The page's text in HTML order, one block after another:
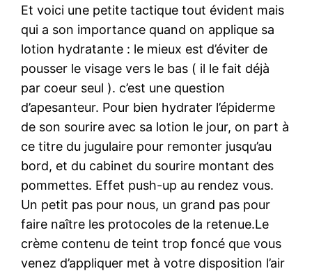
Et voici une petite tactique tout évident mais
qui a son importance quand on applique sa
lotion hydratante : le mieux est d’éviter de
pousser le visage vers le bas ( il le fait déjà
par coeur seul ). c’est une question
d’apesanteur. Pour bien hydrater l’épiderme
de son sourire avec sa lotion le jour, on part à
ce titre du jugulaire pour remonter jusqu’au
bord, et du cabinet du sourire montant des
pommettes. Effet push-up au rendez vous.
Un petit pas pour nous, un grand pas pour
faire naître les protocoles de la retenue.Le
crème contenu de teint trop foncé que vous
venez d’appliquer met à votre disposition l’air